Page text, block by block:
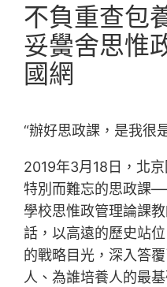
不負重查包
妥黌舍思惟
國網
“辦好思政課，是我很
2019年3月18日，北
特別而難忘的思政課
學校思惟政管理論課
話，以高遠的歷史站
的戰略目光，深入答
人、為誰培養人的最